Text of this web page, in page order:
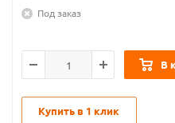
Под заказ
В
Купить в 1 клик